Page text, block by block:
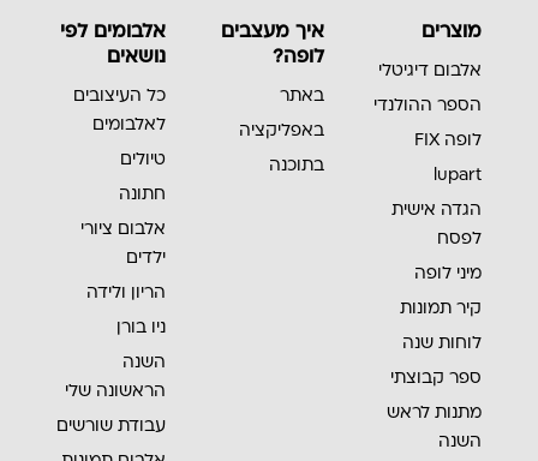
מוצרים
אלבום דיגיטלי
הספר ההולנדי
לופה FIX
lupart
הגדה אישית
לפסח
מיני לופה
קיר תמונות
לוחות שנה
ספר קבוצתי
מתנות לראש
השנה
איך מעצבים
לופה?
באתר
באפליקציה
בתוכנה
אלבומים לפי
נושאים
כל העיצובים
לאלבומים
טיולים
חתונה
אלבום ציורי
ילדים
הריון ולידה
ניו בורן
השנה
הראשונה שלי
עבודת שורשים